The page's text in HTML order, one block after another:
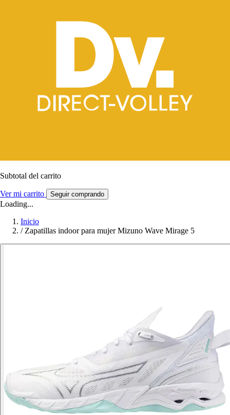
Subtotal del carrito
Ver mi carrito Seguir comprando
Loading...
Inicio
/ Zapatillas indoor para mujer Mizuno Wave Mirage 5